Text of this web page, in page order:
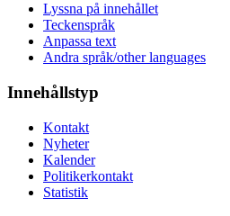
Lyssna på innehållet
Teckenspråk
Anpassa text
Andra språk/other languages
Innehållstyp
Kontakt
Nyheter
Kalender
Politikerkontakt
Statistik